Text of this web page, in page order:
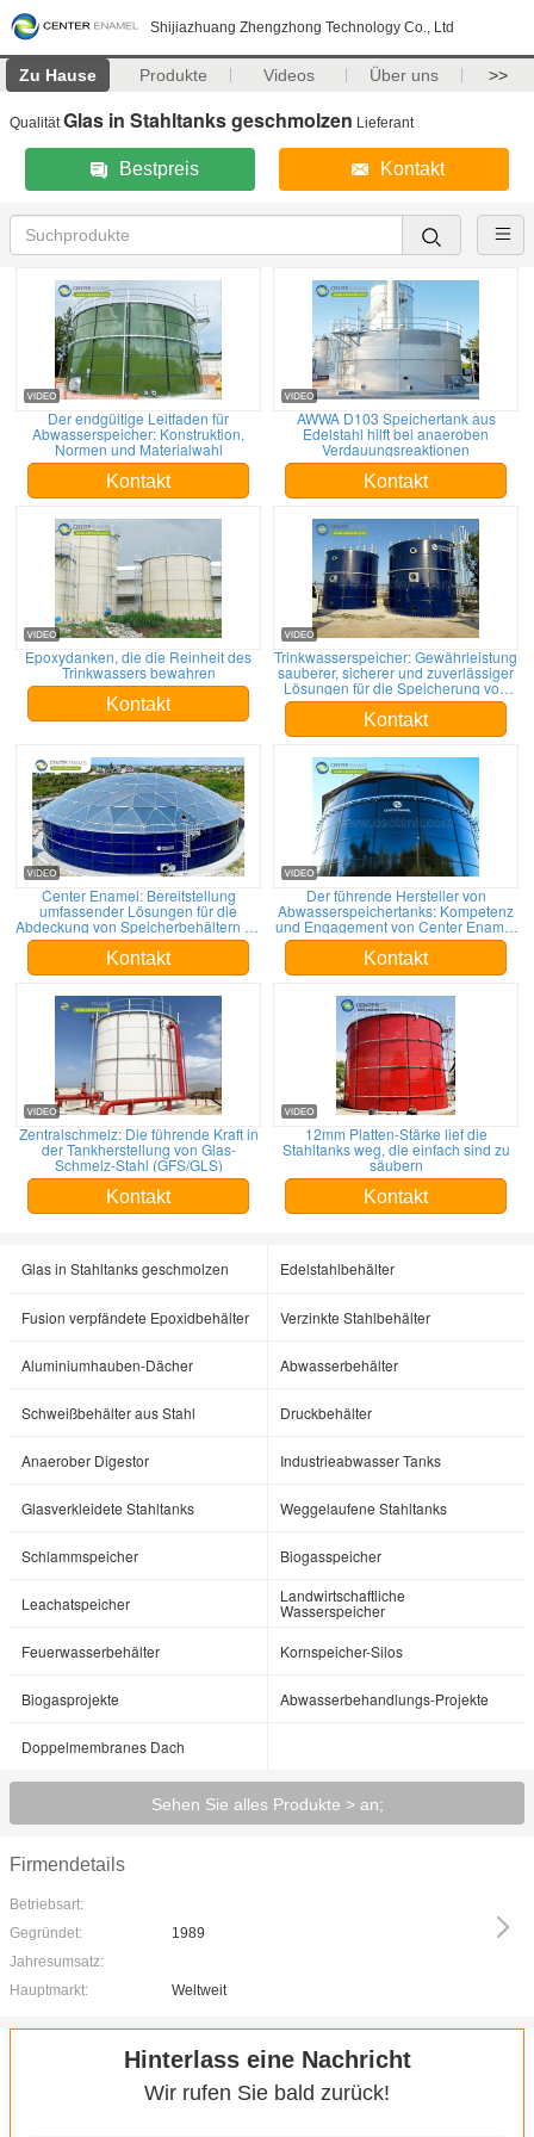
Shijiazhuang Zhengzhong Technology Co., Ltd
Zu Hause Produkte Videos Über uns >>
QualitätGlas in Stahltanks geschmolzen Lieferant
Bestpreis Kontakt
Der endgültige Leitfaden für
Abwasserspeicher: Konstruktion,
Normen und Materialwahl
Kontakt
AWWA D103 Speichertank aus
Edelstahl hilft bei anaeroben
Verdauungsreaktionen
Kontakt
Epoxydanken, die die Reinheit des
Trinkwassers bewahren
Kontakt
Trinkwasserspeicher: Gewährleistung
sauberer, sicherer und zuverlässiger
Lösungen für die Speicherung von
Wasser durch Center Enamel
Kontakt
Center Enamel: Bereitstellung
umfassender Lösungen für die
Abdeckung von Speicherbehältern für
globale Kunden
Kontakt
Der führende Hersteller von
Abwasserspeichertanks: Kompetenz
und Engagement von Center Enamel
für Nachhaltigkeit
Kontakt
Zentralschmelz: Die führende Kraft in
der Tankherstellung von Glas-
Schmelz-Stahl (GFS/GLS)
Kontakt
12mm Platten-Stärke lief die
Stahltanks weg, die einfach sind zu
säubern
Kontakt
Glas in Stahltanks geschmolzen Edelstahlbehälter
Fusion verpfändete Epoxidbehälter Verzinkte Stahlbehälter
Aluminiumhauben-Dächer Abwasserbehälter
Schweißbehälter aus Stahl Druckbehälter
Anaerober Digestor Industrieabwasser Tanks
Glasverkleidete Stahltanks Weggelaufene Stahltanks
Schlammspeicher Biogasspeicher
Leachatspeicher Landwirtschaftliche
Wasserspeicher
Feuerwasserbehälter
Kornspeicher-Silos
Biogasprojekte Abwasserbehandlungs-Projekte
Doppelmembranes Dach
Sehen Sie alles Produkte > an;
Firmendetails
Betriebsart:
Gegründet:
1989
Jahresumsatz:
Hauptmarkt:
Weltweit
Hinterlass eine Nachricht
Wir rufen Sie bald zurück!